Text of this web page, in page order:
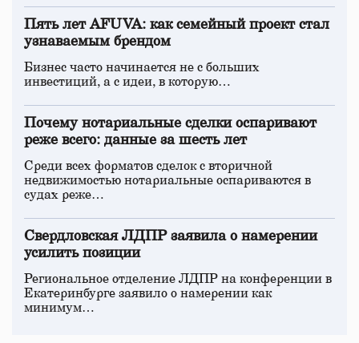
Пять лет AFUVA: как семейный проект стал
узнаваемым брендом
Бизнес часто начинается не с больших
инвестиций, а с идеи, в которую…
Почему нотариальные сделки оспаривают
реже всего: данные за шесть лет
Среди всех форматов сделок с вторичной
недвижимостью нотариальные оспариваются в
судах реже…
Свердловская ЛДПР заявила о намерении
усилить позиции
Региональное отделение ЛДПР на конференции в
Екатеринбурге заявило о намерении как
минимум…